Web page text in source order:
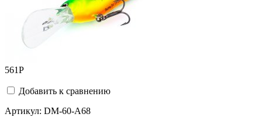
561Р
Добавить к сравнению
Артикул: DM-60-A68